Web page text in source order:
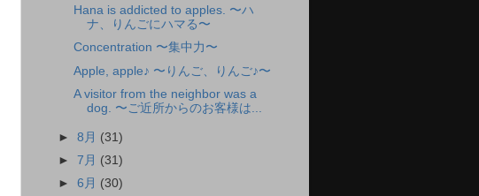
Hana is addicted to apples. 〜ハ
ナ、りんごにハマる〜
Concentration 〜集中力〜
Apple, apple♪ 〜りんご、りんご♪〜
A visitor from the neighbor was a
dog. 〜ご近所からのお客様は...
►8月 (31)
►7月 (31)
►6月 (30)